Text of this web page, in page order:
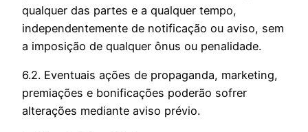
qualquer das partes e a qualquer tempo,
independentemente de notificação ou aviso, sem
a imposição de qualquer ônus ou penalidade.
6.2. Eventuais ações de propaganda, marketing,
premiações e bonificações poderão sofrer
alterações mediante aviso prévio.